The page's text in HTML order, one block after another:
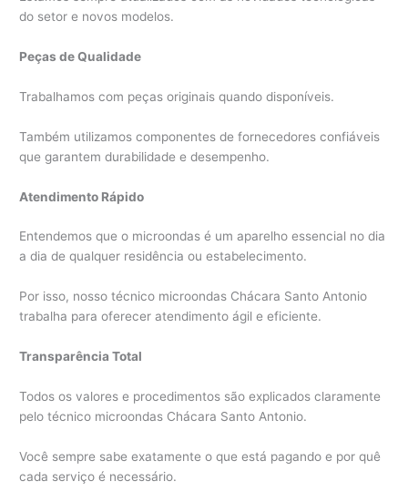
do setor e novos modelos.
Peças de Qualidade
Trabalhamos com peças originais quando disponíveis.
Também utilizamos componentes de fornecedores confiáveis
que garantem durabilidade e desempenho.
Atendimento Rápido
Entendemos que o microondas é um aparelho essencial no dia
a dia de qualquer residência ou estabelecimento.
Por isso, nosso técnico microondas Chácara Santo Antonio
trabalha para oferecer atendimento ágil e eficiente.
Transparência Total
Todos os valores e procedimentos são explicados claramente
pelo técnico microondas Chácara Santo Antonio.
Você sempre sabe exatamente o que está pagando e por quê
cada serviço é necessário.